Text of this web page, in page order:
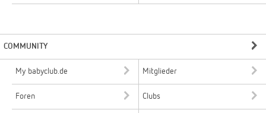
COMMUNITY
My babyclub.de Mitglieder
Foren Clubs